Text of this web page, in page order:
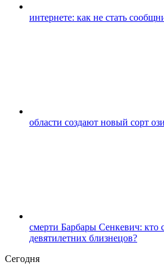
интернете: как не стать
области создают новый сорт
смерти Барбары Сенкевич: кто
девятилетних близнецов?
Сегодня